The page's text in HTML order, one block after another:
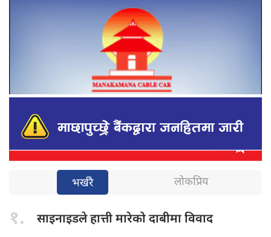
भर्खरै लोकप्रिय
१. साइनाइडले हात्तीमारेको दाबीमा विवाद